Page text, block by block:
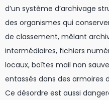
d’un système d’archivage
des organismes qui
de classement, mêlant
intermédiaires, fichiers
locaux, boîtes mail non
entassés dans des armoires
Ce désordre est aussi